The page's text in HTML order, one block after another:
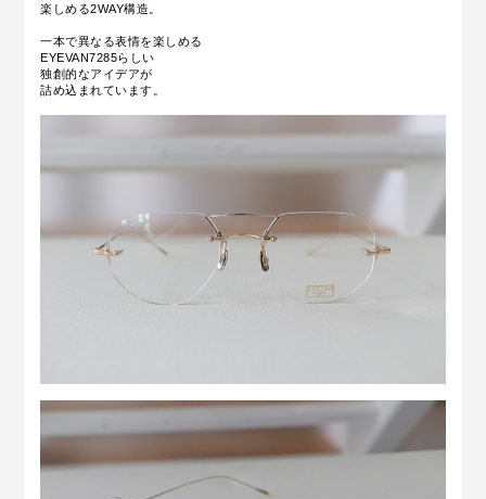
楽しめる2WAY構造。
一本で異なる表情を楽しめる
EYEVAN7285らしい
独創的なアイデアが
詰め込まれています。